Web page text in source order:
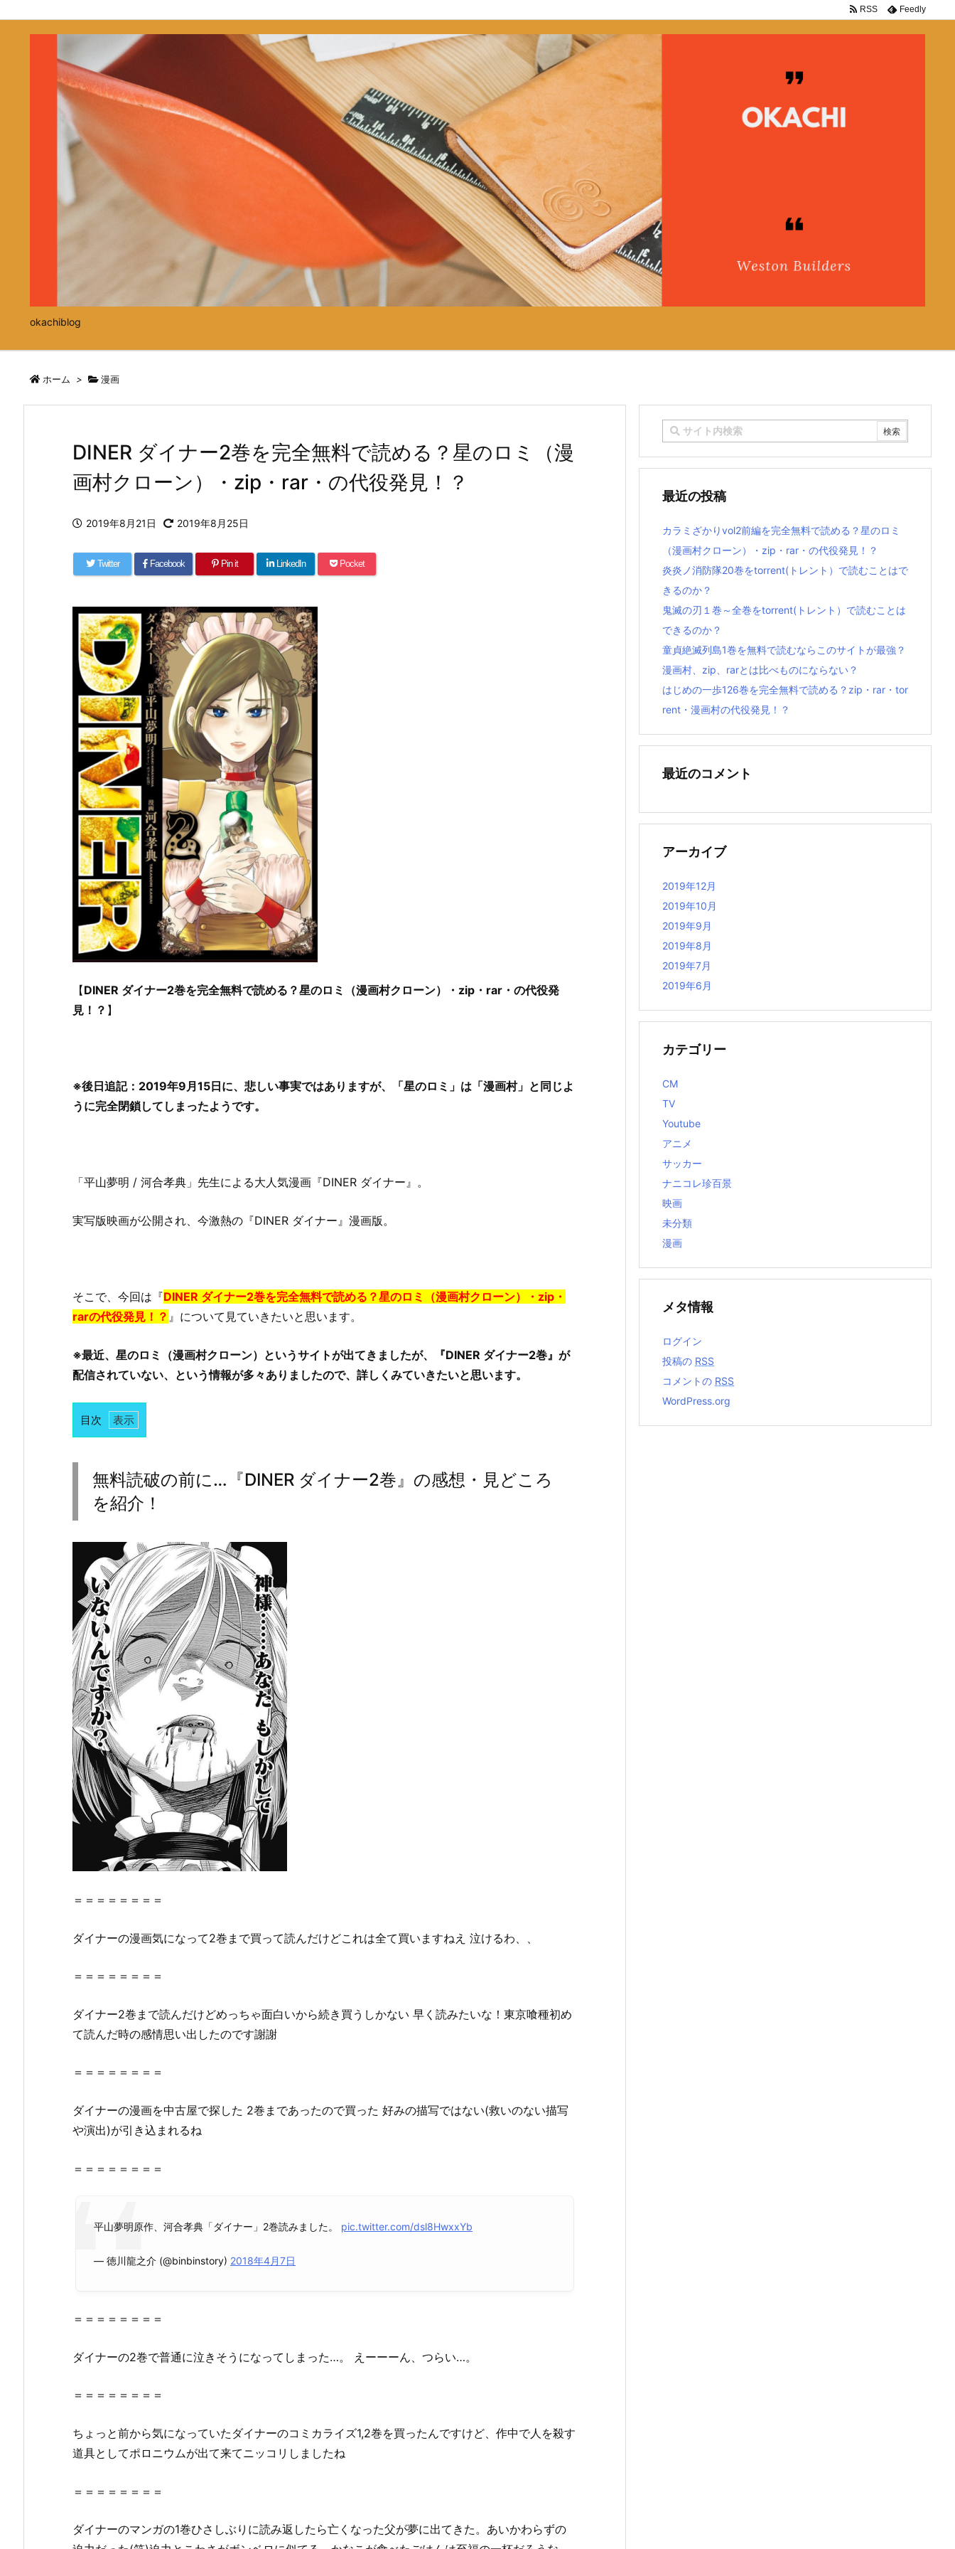
okachiblog
RSS Feedly
ホーム > 漫画
DINER ダイナー2巻を完全無料で読める？星のロミ（漫
画村クローン）・zip・rar・の代役発見！？
2019年8月21日 2019年8月25日
Twitter Facebook Pin it LinkedIn Pocket
【DINER ダイナー2巻を完全無料で読める？星のロミ（漫画村クローン）・zip・rar・の代役発
見！？ 】
※後日追記：2019年9月15日に、悲しい事実ではありますが、「星のロミ」は「漫画村」と同じよ
うに完全閉鎖してしまったようです。
「平山夢明 / 河合孝典」先生による大人気漫画『DINER ダイナー』。
実写版映画が公開され、今激熱の『DINER ダイナー』漫画版。
そこで、今回は『DINER ダイナー2巻を完全無料で読める？星のロミ（漫画村クローン）・zip・
rarの代役発見！？ 』について見ていきたいと思います。
※最近、星のロミ（漫画村クローン）というサイトが出てきましたが、『DINER ダイナー2巻』が
配信されていない、という情報が多々ありましたので、詳しくみていきたいと思います。
目次
1.
前
に…
『D
I
N
E
R
ダ
イ
ナ
ー
2
巻』
の
感
想・
を
介！
『D
N
R
イ
ー
2
は
ク
ー
や
z
p、
a
無料読破の前に…『DINER ダイナー2巻』の感想・見どころ
を紹介！
＝＝＝＝＝＝＝＝
ダイナーの漫画気になって2巻まで買って読んだけどこれは全て買いますねえ 泣けるわ、、
＝＝＝＝＝＝＝＝
ダイナー2巻まで読んだけどめっちゃ面白いから続き買うしかない 早く読みたいな！東京喰種初め
て読んだ時の感情思い出したのです謝謝
＝＝＝＝＝＝＝＝
ダイナーの漫画を中古屋で探した 2巻まであったので買った 好みの描写ではない(救いのない描写
や演出)が引き込まれるね
＝＝＝＝＝＝＝＝
平山夢明原作、河合孝典「ダイナー」2巻読みました。 pic.twitter.com/dsl8HwxxYb
— 徳川龍之介 (@binbinstory) 2018年4月7日
＝＝＝＝＝＝＝＝
ダイナーの2巻で普通に泣きそうになってしまった…。 えーーーん、つらい…。
＝＝＝＝＝＝＝＝
ちょっと前から気になっていたダイナーのコミカライズ1,2巻を買ったんですけど、作中で人を殺す
道具としてポロニウムが出て来てニッコリしましたね
＝＝＝＝＝＝＝＝
ダイナーのマンガの1巻ひさしぶりに読み返したら亡くなった父が夢に出てきた。あいかわらずの
最近の投稿
カラミざかりvol2前編を完全無料で読める？星のロミ
（漫画村クローン）・zip・rar・の代役発見！？
炎炎ノ消防隊20巻をtorrent(トレント）で読むことはで
きるのか？
鬼滅の刃１巻～全巻をtorrent(トレント）で読むことは
できるのか？
童貞絶滅列島1巻を無料で読むならこのサイトが最強？
漫画村、zip、rarとは比べものにならない？
はじめの一歩126巻を完全無料で読める？zip・rar・tor
rent・漫画村の代役発見！？
最近のコメント
アーカイブ
2019年12月
2019年10月
2019年9月
2019年8月
2019年7月
2019年6月
カテゴリー
CM
TV
Youtube
アニメ
サッカー
ナニコレ珍百景
映画
未分類
漫画
メタ情報
ログイン
投稿の RSS
コメントの RSS
WordPress.org